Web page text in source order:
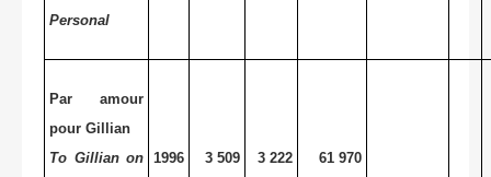
Personal
Par amour
pour Gillian
To Gillian on
1996 3 509 3 222 61 970